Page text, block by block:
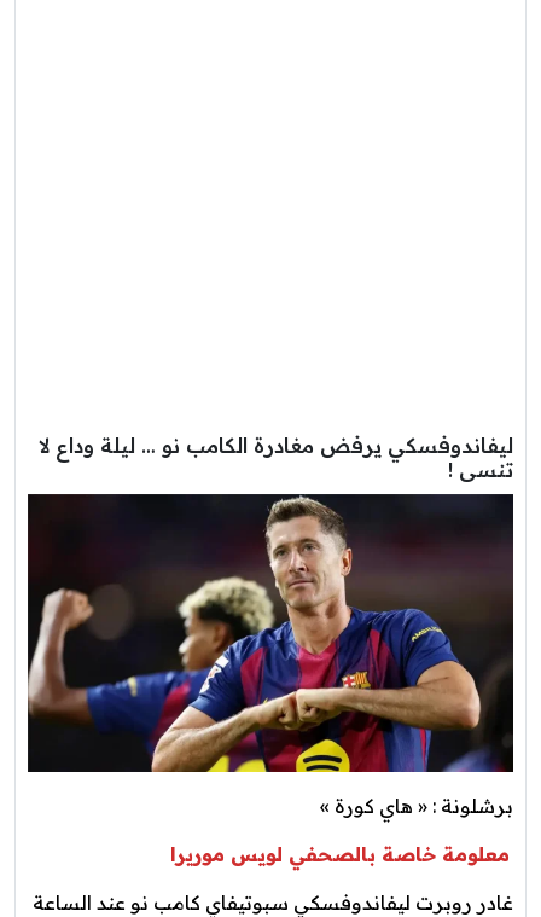
ليفاندوفسكي يرفض مغادرة الكامب نو … ليلة وداع لا
تنسى !
برشلونة : « هاي كورة »
معلومة خاصة بالصحفي لويس موريرا
غادر روبرت ليفاندوفسكي سبوتيفاي كامب نو عند الساعة